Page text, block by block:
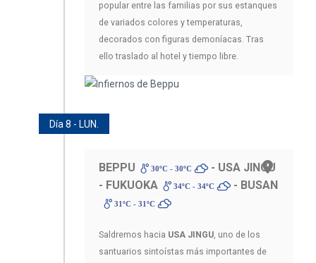
popular entre las familias por sus estanques
de variados colores y temperaturas,
decorados con figuras demoníacas. Tras
ello traslado al hotel y tiempo libre.
Día 8 - LUN.
BEPPU 30ºC - 30ºC
- USA JINGU
- FUKUOKA
34ºC - 34ºC - BUSAN
31ºC - 31ºC
Saldremos hacia USA JINGU, uno de los
santuarios sintoístas más importantes de